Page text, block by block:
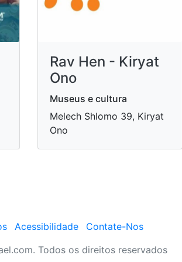
Rav Hen - Kiryat
Ono
Museus e cultura
Melech Shlomo 39, Kiryat
Ono
Acessibilidade
Contate-Nos
Todos os direitos reservados